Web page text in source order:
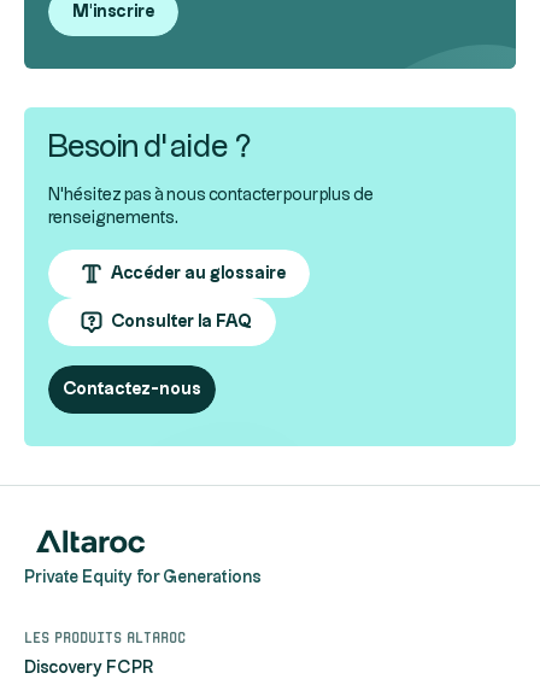
M'inscrire
Besoin d’aide ?
N'hésitez pas à nous contacter pour plus de
renseignements.
Accéder au glossaire
Consulter la FAQ
Contactez-nous
Private Equity for Generations
Les produits Altaroc
Discovery FCPR